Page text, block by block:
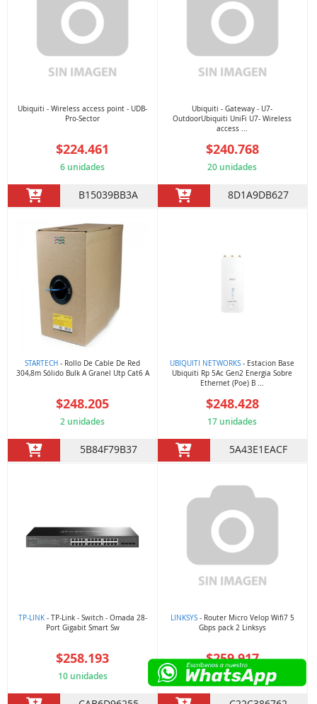
Ubiquiti - Wireless access point - UDB-
Pro-Sector
$224.461
6 unidades
B15039BB3A
Ubiquiti - Gateway - U7-
OutdoorUbiquiti UniFi U7- Wireless
access ...
$240.768
20 unidades
8D1A9DB627
STARTECH - Rollo De Cable De Red
304,8m Sólido Bulk A Granel Utp Cat6 A
$248.205
2 unidades
5B84F79B37
UBIQUITI NETWORKS - Estacion Base
Ubiquiti Rp 5Ac Gen2 Energia Sobre
Ethernet (Poe) B ...
$248.428
17 unidades
5A43E1EACF
TP-LINK- TP-Link - Switch - Omada 28-
Port Gigabit Smart Sw
$258.193
10 unidades
LINKSYS- Router Micro Velop Wifi7 5
Gbps pack 2 Linksys
$259.917
12 unidades